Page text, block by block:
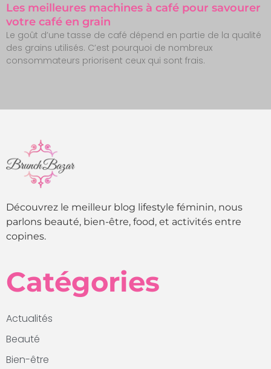
Les meilleures machines à café pour savourer
votre café en grain
Le goût d’une tasse de café dépend en partie de la qualité
des grains utilisés. C’est pourquoi de nombreux
consommateurs priorisent ceux qui sont frais.
Découvrez le meilleur blog lifestyle féminin, nous
parlons beauté, bien-être, food, et activités entre
copines.
Catégories
Actualités
Beauté
Bien-être